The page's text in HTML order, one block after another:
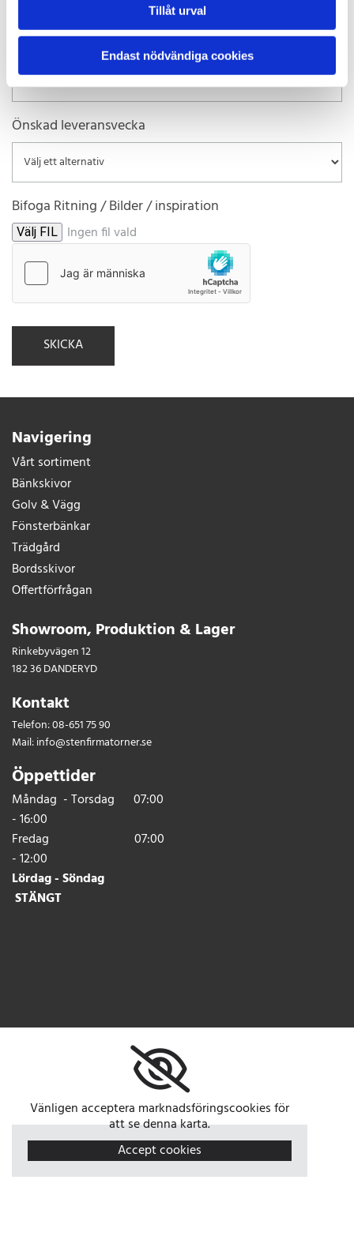
Tillåt urval
Endast nödvändiga cookies
Önskas transport & montering
Önskad leveransvecka
Bifoga Ritning / Bilder / inspiration
Välj FIL Ingen fil vald
Navigering
Vårt sortiment
Bänkskivor
Golv & Vägg
Fönsterbänkar
Trädgård
Bordsskivor
Offertförfrågan
Showroom, Produktion & Lager
Rinkebyvägen 12
182 36 DANDERYD
Kontakt
Telefon:08-651 75 90
Mail:info@stenfirmatorner.se
Öppettider
Måndag - Torsdag 07:00
- 16:00
Fredag 07:00
- 12:00
Lördag - Söndag
STÄNGT
Vänligen acceptera marknadsföringscookies för
att se denna karta.
Accept cookies